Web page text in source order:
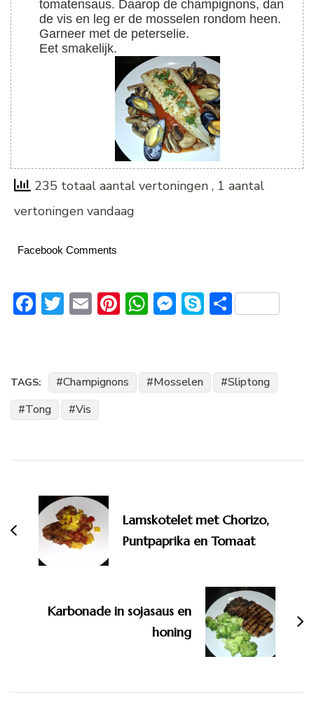
tomatensaus. Daarop de champignons, dan
de vis en leg er de mosselen rondom heen.
Garneer met de peterselie.
Eet smakelijk.
235 totaal aantal vertoningen , 1 aantal
vertoningen vandaag
Facebook Comments
Facebook
Twitter
EmailPinterest
WhatsApp
Messenger
Skype
Delen
TAGS: Champignons Mosselen
Sliptong
Tong
Vis
navigatie
Lamskotelet met Chorizo,
Puntpaprika en Tomaat
Karbonade in sojasaus en
honing